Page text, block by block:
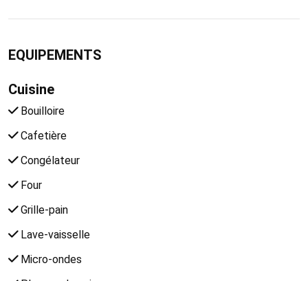
EQUIPEMENTS
Cuisine
Bouilloire
Cafetière
Congélateur
Four
Grille-pain
Lave-vaisselle
Micro-ondes